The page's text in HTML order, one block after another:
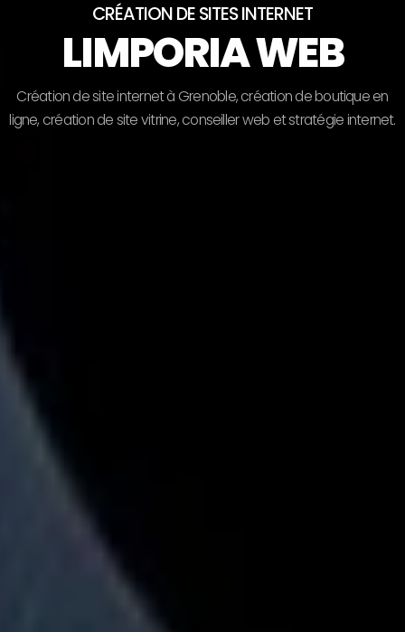
CRÉATION DE SITES INTERNET
LIMPORIA WEB
Créationdesiteinternetà Grenoble,créationdeboutiqueen
ligne, créationdesitevitrine, conseillerweb etstratégieinternet.